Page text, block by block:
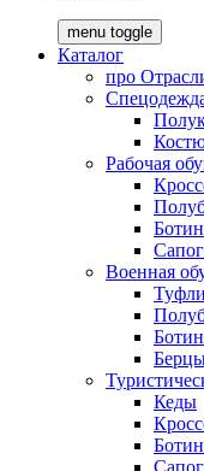
menu toggle
Каталог
про
Рабочая
Военная
Туфли
Кеды